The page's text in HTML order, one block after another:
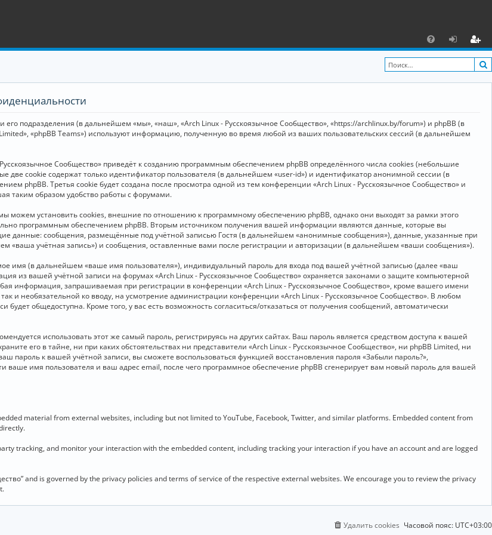
F
A
х
о
ег
и
подразделения (в дальнейшем «мы», «наш», «Arch Linux - Русскоязычное Сообщество», «https://archlinux.by/forum») и phpBB (в
«phpBB Teams») используют информацию, полученную во время любой из ваших пользовательских сессий (в дальнейшем
Сообщество» приведёт к созданию программным обеспечением phpBB определённого числа cookies (небольшие
две cookie содержат только идентификатор пользователя (в дальнейшем «user-id») и идентификатор анонимной сессии (в
phpBB. Третья cookie будет создана после просмотра одной из тем конференции «Arch Linux - Русскоязычное Сообщество» и
таким образом удобство работы с форумами.
можем установить cookies, внешние по отношению к программному обеспечению phpBB, однако они выходят за рамки этого
программным обеспечением phpBB. Вторым источником получения вашей информации являются данные, которые вы
данные: сообщения, размещённые под учётной записью Гостя (в дальнейшем «анонимные сообщения»), данные, указанные при
«ваша учётная запись») и сообщения, оставленные вами после регистрации и авторизации (в дальнейшем «ваши сообщения»).
имя (в дальнейшем «ваше имя пользователя»), индивидуальный пароль для входа под вашей учётной записью (далее «ваш
из вашей учётной записи на форумах «Arch Linux - Русскоязычное Сообщество» охраняется законами о защите компьютерной
информация, запрашиваемая при регистрации в конференции «Arch Linux - Русскоязычное Сообщество», кроме вашего имени
и необязательной ко вводу, на усмотрение администрации конференции «Arch Linux - Русскоязычное Сообщество». В любом
общедоступна. Кроме того, у вас есть возможность согласиться/отказаться от получения сообщений, автоматически
использовать этот же самый пароль, регистрируясь на других сайтах. Ваш пароль является средством доступа к вашей
его в тайне, ни при каких обстоятельствах ни представители «Arch Linux - Русскоязычное Сообщество», ни phpBB Limited, ни
пароль к вашей учётной записи, вы сможете воспользоваться функцией восстановления пароля «Забыли пароль?»,
имя пользователя и ваш адрес email, после чего программное обеспечение phpBB сгенерирует вам новый пароль для вашей
material from external websites, including but not limited to YouTube, Facebook, Twitter, and similar platforms. Embedded content from
tracking, and monitor your interaction with the embedded content, including tracking your interaction if you have an account and are logged
and is governed by the privacy policies and terms of service of the respective external websites. We encourage you to review the privacy
Часовой пояс: UTC+03:00
Удалить cookies